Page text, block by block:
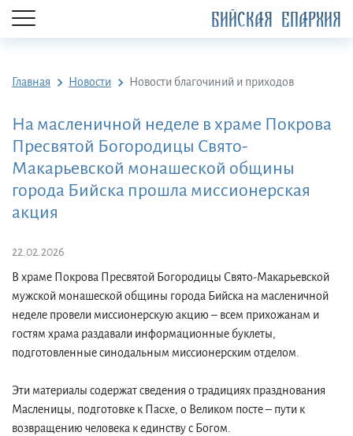
БИЙСКАЯ ЕПАРХИЯ
Главная Новости Новости благочиний и приходов
На масленичной неделе в храме Покрова
Пресвятой Богородицы Свято-
Макарьевской монашеской общины
города Бийска прошла миссионерская
акция
22.02.2026
В храме Покрова Пресвятой Богородицы Свято-Макарьевской
мужской монашеской общины города Бийска на масленичной
неделе провели миссионерскую акцию – всем прихожанам и
гостям храма раздавали информационные буклеты,
подготовленные синодальным миссионерским отделом.
Эти материалы содержат сведения о традициях празднования
Масленицы, подготовке к Пасхе, о Великом посте – пути к
возвращению человека к единству с Богом.